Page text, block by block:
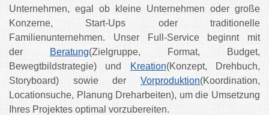
Unternehmen, egal ob kleine Unternehmen oder große
Konzerne, Start-Ups oder traditionelle
Familienunternehmen. Unser Full-Service beginnt mit
der
Beratung(Zielgruppe, Format, Budget,
Bewegtbildstrategie) und
Kreation(Konzept, Drehbuch,
Storyboard) sowie der Vorproduktion(Koordination,
Locationsuche, Planung Dreharbeiten), um die Umsetzung
Ihres Projektes optimal vorzubereiten.